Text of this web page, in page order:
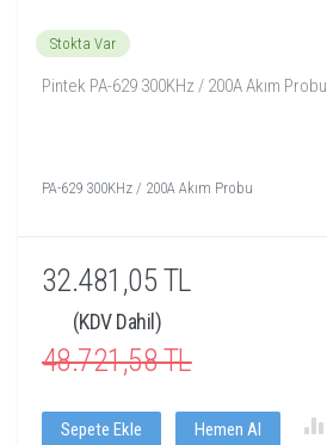
Stokta Var
Pintek PA-629 300KHz / 200A Akım Probu
PA-629 300KHz / 200A Akım Probu
32.481,05 TL
(KDV Dahil)
48.721,58 TL
Sepete Ekle Hemen Al